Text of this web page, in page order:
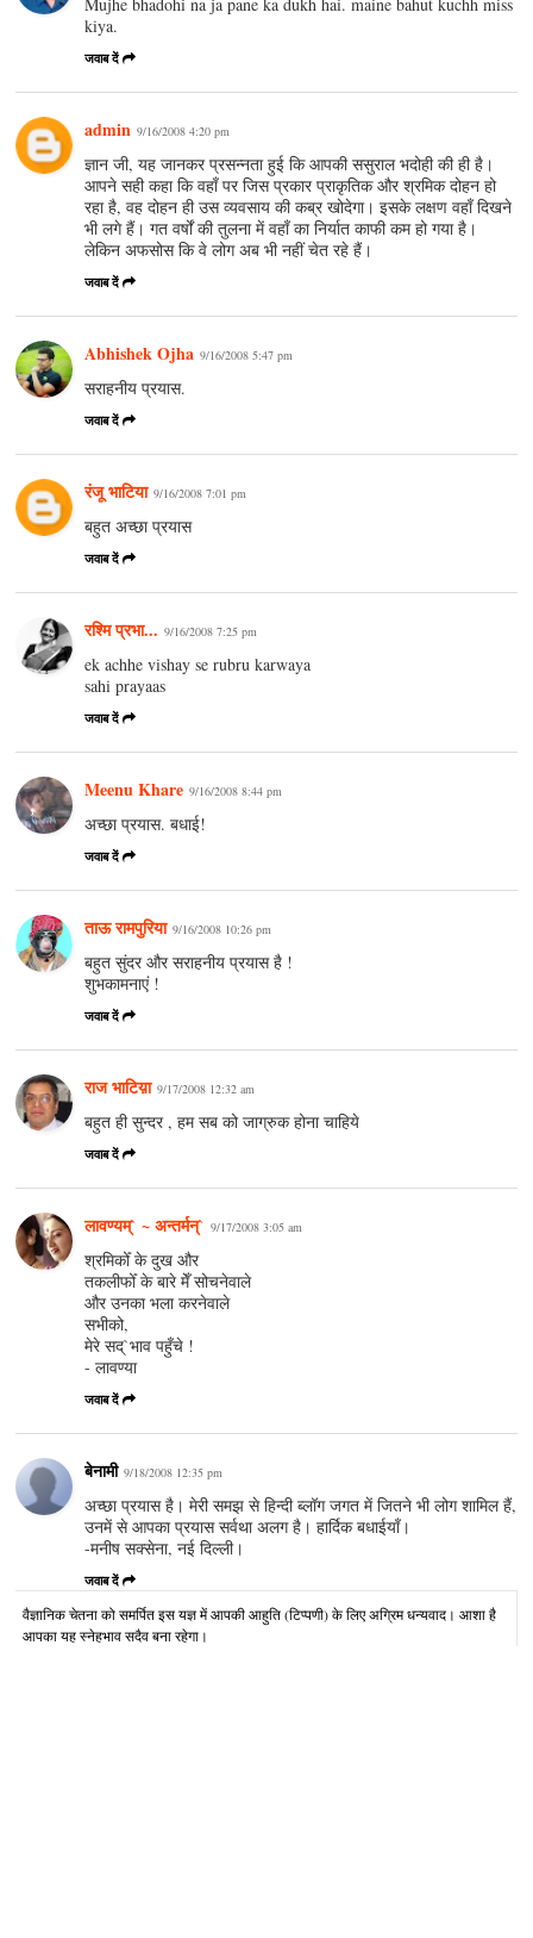
kiya.
जवाब दें
admin 9/16/2008 4:20 pm
ज्ञान जी, यह जानकर प्रसन्नता हुई कि आपकी ससुराल भदोही की ही है।
आपने सही कहा कि वहाँ पर जिस प्रकार प्राकृतिक और श्रमिक दोहन हो
रहा है, वह दोहन ही उस व्यवसाय की कब्र खोदेगा। इसके लक्षण वहाँ दिखने
भी लगे हैं। गत वर्षों की तुलना में वहाँ का निर्यात काफी कम हो गया है।
लेकिन अफसोस कि वे लोग अब भी नहीं चेत रहे हैं।
जवाब दें
Abhishek Ojha 9/16/2008 5:47 pm
सराहनीय प्रयास.
जवाब दें
रंजू भाटिया 9/16/2008 7:01 pm
बहुत अच्छा प्रयास
जवाब दें
रश्मि प्रभा... 9/16/2008 7:25 pm
ek achhe vishay se rubru karwaya
sahi prayaas
जवाब दें
Meenu Khare 9/16/2008 8:44 pm
अच्छा प्रयास. बधाई!
जवाब दें
ताऊ रामपुरिया 9/16/2008 10:26 pm
बहुत सुंदर और सराहनीय प्रयास है !
शुभकामनाएं !
जवाब दें
राज भाटिय़ा 9/17/2008 12:32 am
बहुत ही सुन्दर , हम सब को जाग्रुक होना चाहिये
जवाब दें
लावण्यम्` ~ अन्तर्मन्` 9/17/2008 3:05 am
श्रमिकोँ के दुख और
तकलीफोँ के बारे मेँ सोचनेवाले
और उनका भला करनेवाले
सभीको,
मेरे सद्`भाव पहुँचे !
- लावण्या
जवाब दें
बेनामी 9/18/2008 12:35 pm
अच्छा प्रयास है। मेरी समझ से हिन्दी ब्लॉग जगत में जितने भी लोग शामिल हैं,
उनमें से आपका प्रयास सर्वथा अलग है। हार्दिक बधाईयाँ।
-मनीष सक्सेना, नई दिल्ली।
जवाब दें
वैज्ञानिक चेतना को समर्पित इस यज्ञ में आपकी आहुति (टिप्पणी) के लिए अग्रिम धन्यवाद। आशा है
आपका यह स्नेहभाव सदैव बना रहेगा।